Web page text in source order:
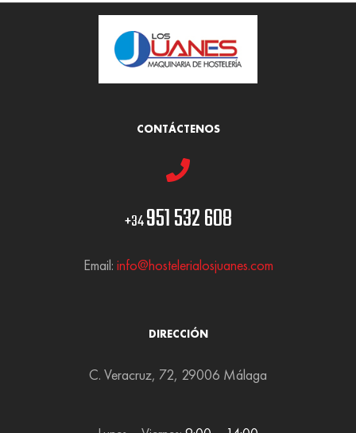
CONTÁCTENOS
+34951 532 608
Email: info@hostelerialosjuanes.com
DIRECCIÓN
C. Veracruz, 72, 29006 Málaga